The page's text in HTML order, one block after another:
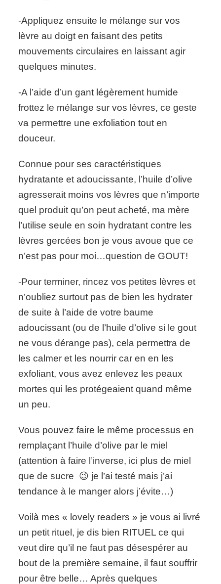
-Appliquez ensuite le mélange sur vos
lèvre au doigt en faisant des petits
mouvements circulaires en laissant agir
quelques minutes.
-A l’aide d’un gant légèrement humide
frottez le mélange sur vos lèvres, ce geste
va permettre une exfoliation tout en
douceur.
Connue pour ses caractéristiques
hydratante et adoucissante, l’huile d’olive
agresserait moins vos lèvres que n’importe
quel produit qu’on peut acheté, ma mère
l’utilise seule en soin hydratant contre les
lèvres gercées bon je vous avoue que ce
n’est pas pour moi…question de GOUT!
-Pour terminer, rincez vos petites lèvres et
n’oubliez surtout pas de bien les hydrater
de suite à l’aide de votre baume
adoucissant (ou de l’huile d’olive si le gout
ne vous dérange pas), cela permettra de
les calmer et les nourrir car en en les
exfoliant, vous avez enlevez les peaux
mortes qui les protégeaient quand même
un peu.
Vous pouvez faire le même processus en
remplaçant l’huile d’olive par le miel
(attention à faire l’inverse, ici plus de miel
que de sucre 😉 je l’ai testé mais j’ai
tendance à le manger alors j’évite…)
Voilà mes « lovely readers » je vous ai livré
un petit rituel, je dis bien RITUEL ce qui
veut dire qu’il ne faut pas désespérer au
bout de la première semaine, il faut souffrir
pour être belle… Après quelques